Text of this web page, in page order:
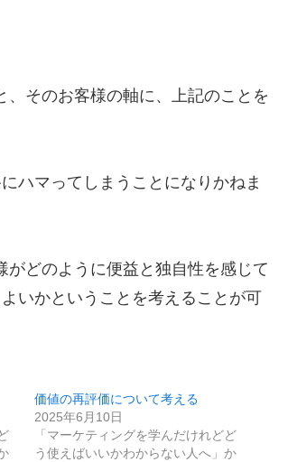
、そのお客様の軸に、上記のことを
ハマってしまうことになりかねま
がどのように便益と独自性を感じて
いかということを考えることが可
価値の再評価について考える
2025年6月10日
「マーケティングを学んだけれどど
う使えばいいかわからない人へ」か